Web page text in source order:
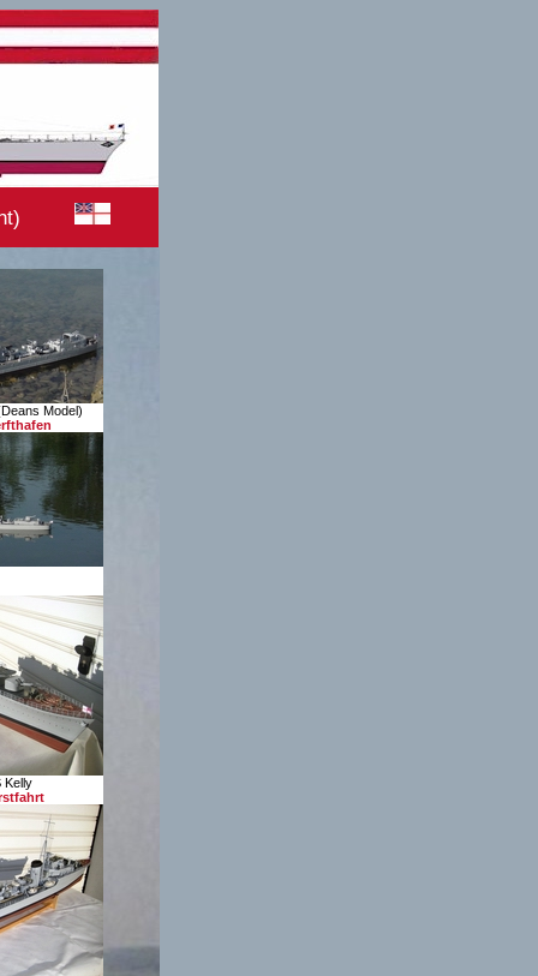
Model)
Kelly